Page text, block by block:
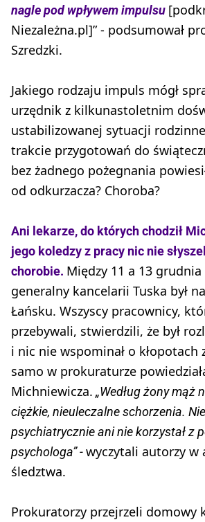
nagle pod wpływem impulsu
Niezależna.pl]” - podsumował
Szredzki.
Jakiego rodzaju impuls mógł
urzędnik z kilkunastoletnim
ustabilizowanej sytuacji
trakcie przygotowań do
bez żadnego pożegnania
od odkurzacza? Choroba?
Ani lekarze, do których chodził
jego koledzy z pracy nic nie
chorobie. Między 11 a 13
generalny kancelarii Tuska był
Łańsku. Wszyscy pracownicy,
przebywali, stwierdzili, że był
i nic nie wspominał o kłopotach
samo w prokuraturze
Michniewicza. „Według żony mąż
ciężkie, nieuleczalne schorzenia.
psychiatrycznie ani nie korzystał z
psychologa” -wyczytali autorzy w
śledztwa.
Prokuratorzy przejrzeli domowy